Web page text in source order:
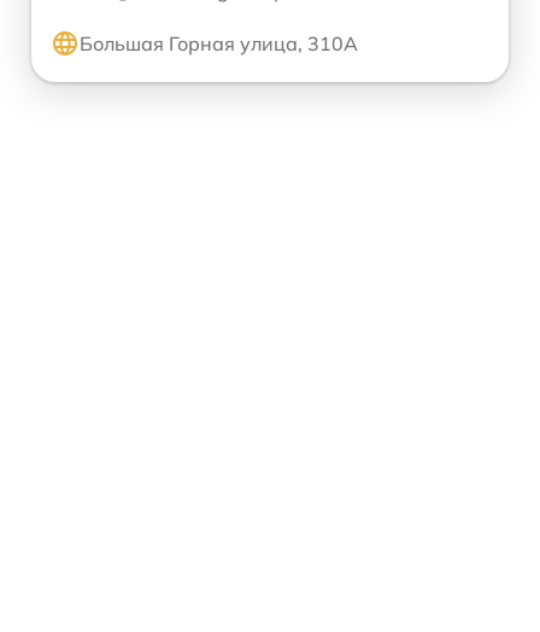
Большая Горная улица, 310А